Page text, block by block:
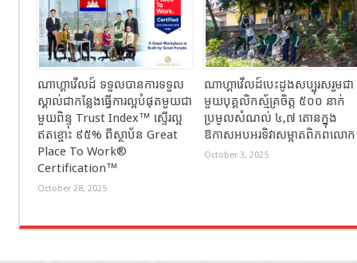
ណាហ្គាវើលដ៍ ទទួលបានការទទួល
ស្គាល់ជាកន្លែងធ្វើការល្អបំផុតមួយជា
មួយពិន្ទុ Trust Index™ ស្ទើរល្អ
ឥតខ្ចោះ ៩៥% ពីស្ថាប័ន Great
Place To Work®
Certification™
October 28, 2025
ណាហ្គាវើលដ៍បេះដូងសប្បុរសរួមជា
មួយបុគ្គលិកស្ម័គ្រចិត្ត ៥០០ នាក់
ប្រមូលសំណល់ ៤,៧ តោនក្នុង
ឱកាសអបអរទិវាសម្អាតពិភពលោក
October 3, 2025